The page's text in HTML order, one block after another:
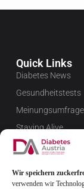
Wir speichern
verwenden wir
Quick Links
Diabetes News
Gesundheitstests
Meinungsumfrage
Staying Alive
Favoriten